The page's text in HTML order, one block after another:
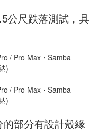
公尺跌落測試，具
部分有設計殼緣